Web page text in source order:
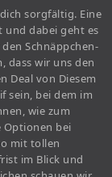
sorgfältig. Eine
und dabei geht es
Schnäppchen-
dass wir uns den
Deal von Diesem
sein, bei dem im
wie zum
Optionen bei
mit tollen
im Blick und